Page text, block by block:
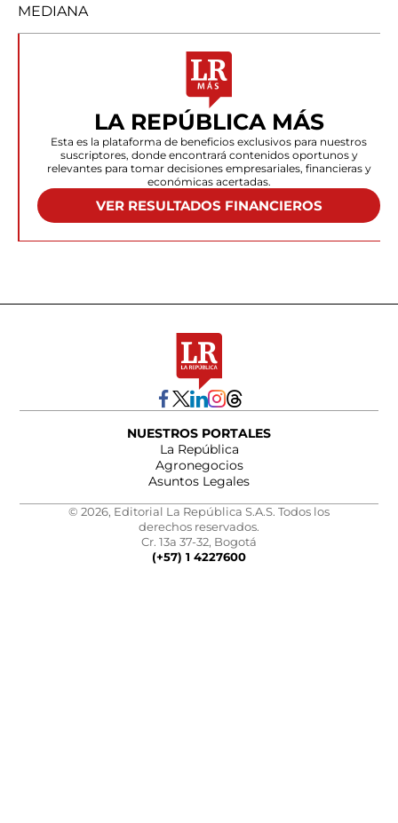
MEDIANA
LA REPÚBLICA MÁS
Esta es la plataforma de beneficios exclusivos para nuestros
suscriptores, donde encontrará contenidos oportunos y
relevantes para tomar decisiones empresariales, financieras y
económicas acertadas.
VER RESULTADOS FINANCIEROS
NUESTROS PORTALES
La República
Agronegocios
Asuntos Legales
© 2026, Editorial La República S.A.S. Todos los
derechos reservados.
Cr. 13a 37-32, Bogotá
(+57) 1 4227600